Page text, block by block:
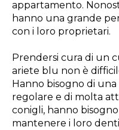
appartamento.
hanno una grande
con i loro proprietari.
Prendersi cura di un
ariete blu non è
Hanno bisogno di
regolare e di molta
conigli, hanno
mantenere i loro